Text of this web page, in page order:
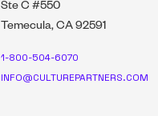
Ste C #550
Temecula, CA 92591
1-800-504-6070
INFO@CULTUREPARTNERS.COM